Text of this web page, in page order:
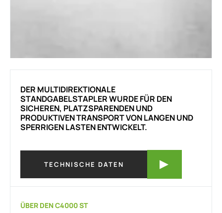
DER MULTIDIREKTIONALE
STANDGABELSTAPLER WURDE FÜR DEN
SICHEREN, PLATZSPARENDEN UND
PRODUKTIVEN TRANSPORT VON LANGEN UND
SPERRIGEN LASTEN ENTWICKELT.
TECHNISCHE DATEN
ÜBER DEN C4000 ST